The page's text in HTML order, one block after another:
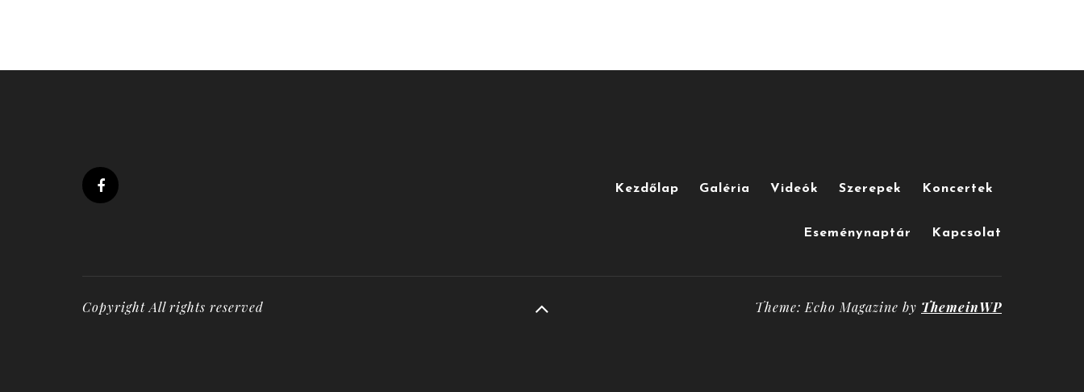
Kezdőlap Galéria Videók Szerepek Koncertek
Eseménynaptár Kapcsolat
Copyright All rights reserved Theme: Echo Magazine by ThemeinWP